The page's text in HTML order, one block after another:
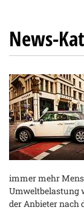
News-
immer mehr
Umweltbelastung
der Anbieter nach